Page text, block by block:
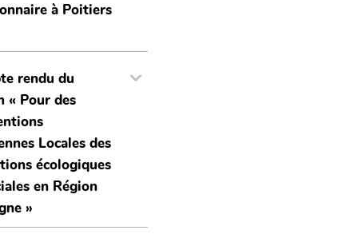
à Poitiers
rendu du
« Pour des
Locales des
écologiques
en Région
»